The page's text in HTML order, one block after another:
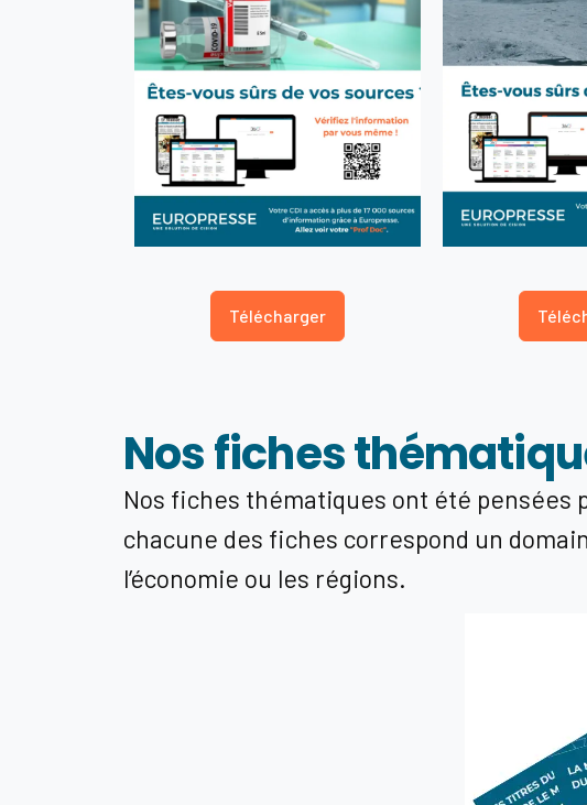
Télécharger
Nos fiches
Nos fiches thématiques ont été pensées
chacune des fiches correspond un
l’économie ou les régions.